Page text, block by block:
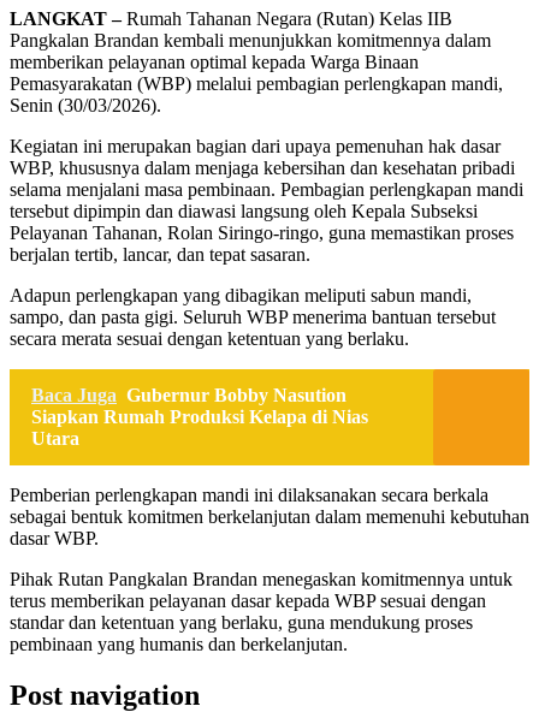
LANGKAT –Rumah Tahanan Negara (Rutan) Kelas IIB
Pangkalan Brandan kembali menunjukkan komitmennya dalam
memberikan pelayanan optimal kepada Warga Binaan
Pemasyarakatan (WBP) melalui pembagian perlengkapan mandi,
Senin (30/03/2026).
Kegiatan ini merupakan bagian dari upaya pemenuhan hak dasar
WBP, khususnya dalam menjaga kebersihan dan kesehatan pribadi
selama menjalani masa pembinaan. Pembagian perlengkapan mandi
tersebut dipimpin dan diawasi langsung oleh Kepala Subseksi
Pelayanan Tahanan, Rolan Siringo-ringo, guna memastikan proses
berjalan tertib, lancar, dan tepat sasaran.
Adapun perlengkapan yang dibagikan meliputi sabun mandi,
sampo, dan pasta gigi. Seluruh WBP menerima bantuan tersebut
secara merata sesuai dengan ketentuan yang berlaku.
Baca Juga Gubernur Bobby Nasution
Siapkan Rumah Produksi Kelapa di Nias
Utara
Pemberian perlengkapan mandi ini dilaksanakan secara berkala
sebagai bentuk komitmen berkelanjutan dalam memenuhi kebutuhan
dasar WBP.
Pihak Rutan Pangkalan Brandan menegaskan komitmennya untuk
terus memberikan pelayanan dasar kepada WBP sesuai dengan
standar dan ketentuan yang berlaku, guna mendukung proses
pembinaan yang humanis dan berkelanjutan.
Post navigation